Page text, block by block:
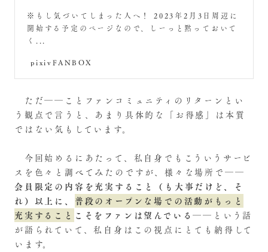
※もし気づいてしまった人へ！ 2023年2月3日周辺に
開始する予定のページなので、しーっと黙っておいて
く...
pixivFANBOX
ただ――ことファンコミュニティのリターンとい
う観点で言うと、あまり具体的な「お得感」は本質
ではない気もしています。
今回始めるにあたって、私自身でもこういうサービ
スを色々と調べてみたのですが、様々な場所で――
会員限定の内容を充実すること（も大事だけど、そ
れ）以上に、 普段のオープンな場での活動がもっと
充実すること こそをファンは望んでいる――という話
が語られていて、私自身はこの視点にとても納得して
います。